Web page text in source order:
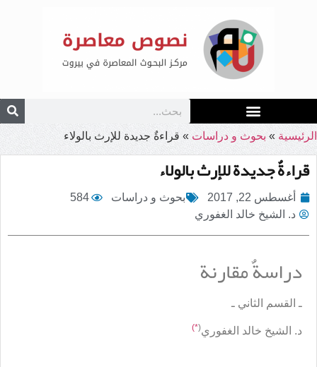
الرئيسية » بحوث و دراسات » قراءةٌ جديدة للإرث بالولاء
قراءةٌ جديدة للإرث بالولاء
أغسطس 22, 2017 بحوث و دراسات
584
د. الشيخ خالد الغفوري
دراسةٌ مقارنة
ـ القسم الثاني ـ
د. الشيخ خالد الغفوري(
*)